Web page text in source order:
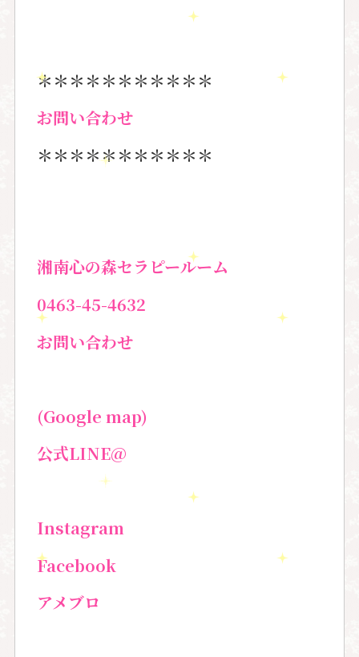
＊＊＊＊＊＊＊＊＊＊＊
お問い合わせ
＊＊＊＊＊＊＊＊＊＊＊
湘南心の森セラピールーム
0463-45-4632
お問い合わせ
(Google map)
公式LINE@
Instagram
Facebook
アメブロ